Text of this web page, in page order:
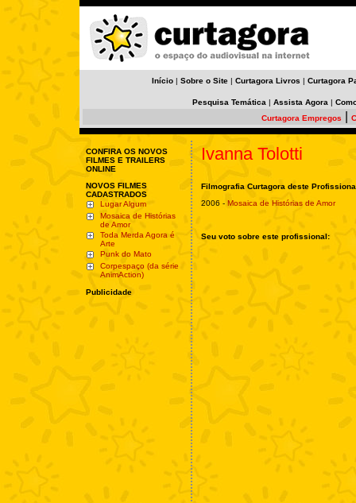
Início | Sobre o Site | Curtagora Livros | Curtagora
Pesquisa Temática | Assista Agora |
Curtagora Empregos
CONFIRA OS NOVOS
FILMES E TRAILERS
ONLINE
NOVOS FILMES
CADASTRADOS
Lugar Algum
Mosaica de Histórias
de Amor
Toda Merda Agora é
Arte
Punk do Mato
Corpespaço (da série
AnimAction)
Publicidade
Ivanna Tolotti
Filmografia Curtagora deste
2006 - Mosaica de Histórias de Amor
Seu voto sobre este profissional: